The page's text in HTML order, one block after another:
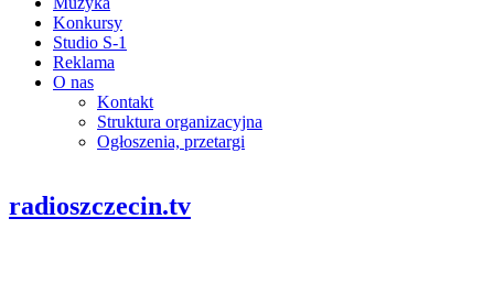
Konkursy
Studio S-1
Reklama
O nas
Kontakt
Struktura organizacyjna
Ogłoszenia, przetargi
radioszczecin.tv